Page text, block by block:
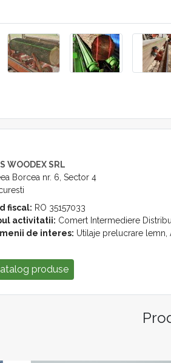
WOODEX SRL
Borcea nr. 6, Sector 4
fiscal: RO 35157033
activitatii: Comert Intermediere
de interes: Utilaje prelucrare lemn,
produse